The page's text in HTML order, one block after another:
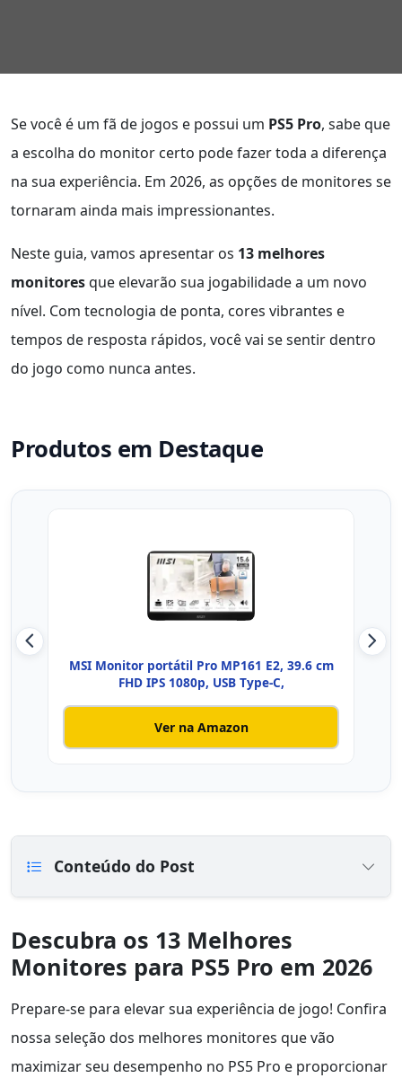
Se você é um fã de jogos e possui um PS5 Pro, sabe que
a escolha do monitor certo pode fazer toda a diferença
na sua experiência. Em 2026, as opções de monitores se
tornaram ainda mais impressionantes.
Neste guia, vamos apresentar os 13 melhores
monitoresque elevarão sua jogabilidade a um novo
nível. Com tecnologia de ponta, cores vibrantes e
tempos de resposta rápidos, você vai se sentir dentro
do jogo como nunca antes.
Produtos em Destaque
MSI Monitor portátil Pro MP161 E2, 39.6 cm
FHD IPS 1080p, USB Type-C,
Ver na Amazon
Conteúdo do Post
Descubra os 13 Melhores
Monitores para PS5 Pro em 2026
Prepare-se para elevar sua experiência de jogo! Confira
nossa seleção dos melhores monitores que vão
maximizar seu desempenho no PS5 Pro e proporcionar